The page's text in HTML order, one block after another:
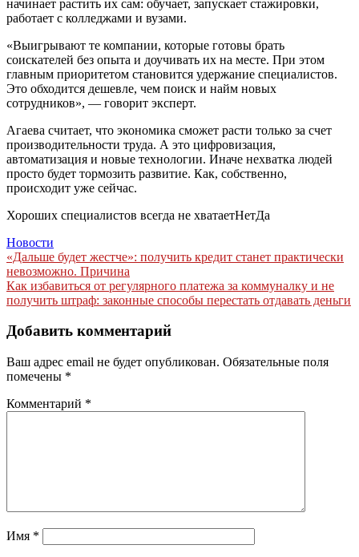
начинает растить их сам: обучает, запускает стажировки,
работает с колледжами и вузами.
«Выигрывают те компании, которые готовы брать
соискателей без опыта и доучивать их на месте. При этом
главным приоритетом становится удержание специалистов.
Это обходится дешевле, чем поиск и найм новых
сотрудников», — говорит эксперт.
Агаева считает, что экономика сможет расти только за счет
производительности труда. А это цифровизация,
автоматизация и новые технологии. Иначе нехватка людей
просто будет тормозить развитие. Как, собственно,
происходит уже сейчас.
Хороших специалистов всегда не хватаетНетДа
Новости
Навигация
по
записям
«Дальше будет жестче»: получить кредит станет практически
невозможно. Причина
Как избавиться от регулярного платежа за коммуналку и не
получить штраф: законные способы перестать отдавать деньги
Добавить комментарий
Ваш адрес email не будет опубликован. Обязательные поля
помечены *
Комментарий *
Имя *